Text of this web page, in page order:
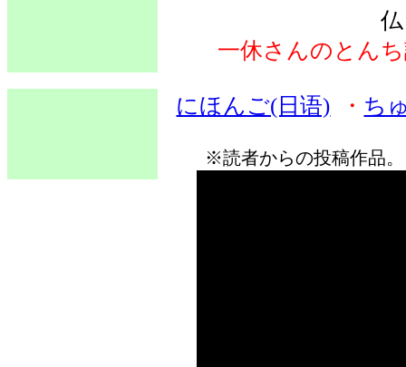
一休さんのとん
にほんご(日语) ・ ち
※読者からの投稿作品